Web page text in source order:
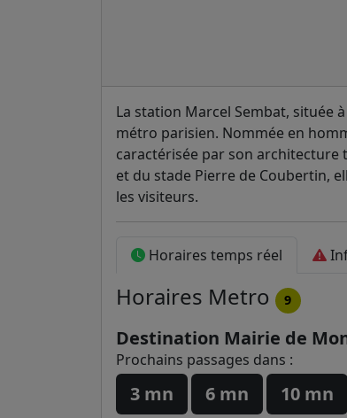
La station Marcel Sembat, située
métro parisien. Nommée en
caractérisée par son architecture
et du stade Pierre de Coubertin,
les visiteurs.
Horaires temps réel
Horaires Metro 9
Destination Mairie de
Prochains passages dans :
3 mn 6 mn 10 mn